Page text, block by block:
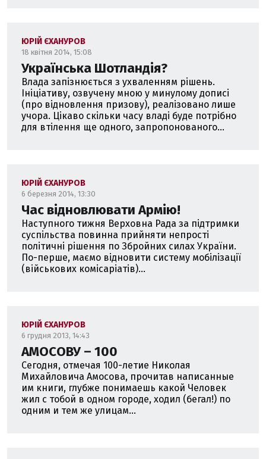
ЮРІЙ ЄХАНУРОВ
18 квітня 2014, 15:08
Українська Шотландія?
Влада запізнюється з ухваленням рішень.
Ініціативу, озвучену мною у минулому дописі
(про відновлення призову), реалізовано лише
учора. Цікаво скільки часу владі буде потрібно
для втілення ще одного, запропонованого...
ЮРІЙ ЄХАНУРОВ
6 березня 2014, 13:30
Час відновлювати Армію!
Наступного тижня Верховна Рада за підтримки
суспільства повинна прийняти непрості
політичні рішення по Збройних силах України.
По-перше, маємо відновити систему мобілізації
(військових комісаріатів)...
ЮРІЙ ЄХАНУРОВ
6 грудня 2013, 14:43
АМОСОВУ – 100
Сегодня, отмечая 100-летие Николая
Михайловича Амосова, прочитав написанные
им книги, глубже понимаешь какой Человек
жил с тобой в одном городе, ходил (бегал!) по
одним и тем же улицам...